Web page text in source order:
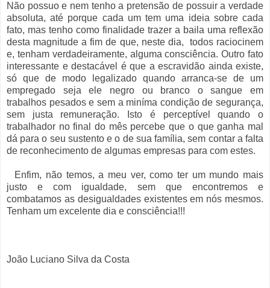
Não possuo e nem tenho a pretensão de possuir a verdade
absoluta, até porque cada um tem uma ideia sobre cada
fato, mas tenho como finalidade trazer a baila uma reflexão
desta magnitude a fim de que, neste dia, todos raciocinem
e, tenham verdadeiramente, alguma consciência. Outro fato
interessante e destacável é que a escravidão ainda existe,
só que de modo legalizado quando arranca-se de um
empregado seja ele negro ou branco o sangue em
trabalhos pesados e sem a miníma condição de segurança,
sem justa remuneração. Isto é perceptível quando o
trabalhador no final do mês percebe que o que ganha mal
dá para o seu sustento e o de sua família, sem contar a falta
de reconhecimento de algumas empresas para com estes.
Enfim, não temos, a meu ver, como ter um mundo mais
justo e com igualdade, sem que encontremos e
combatamos as desigualdades existentes em nós mesmos.
Tenham um excelente dia e consciência!!!
João Luciano Silva da Costa